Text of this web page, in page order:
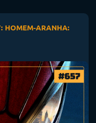
HOMEM-ARANHA: